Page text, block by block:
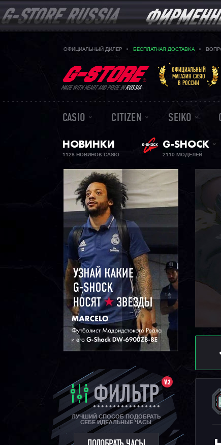
ОФИЦИАЛЬНЫЙ ДИЛЕР БЕСПЛАТНАЯ ДОСТАВКА
MADE WITH HEART AND PRIDE INRUSSIA
ОФИЦИАЛЬНЫЙ
МАГАЗИН CASIO
В РОССИИ
CASIO CITIZEN SEIKO
НОВИНКИ
1128 НОВИНОК CASIO
G-SHOCK
2110 МОДЕЛЕЙ
V.2
ФИЛЬТР
ЛУЧШИЙ СПОСОБ ПОДОБРАТЬ
СЕБЕ ИДЕАЛЬНЫЕ ЧАСЫ